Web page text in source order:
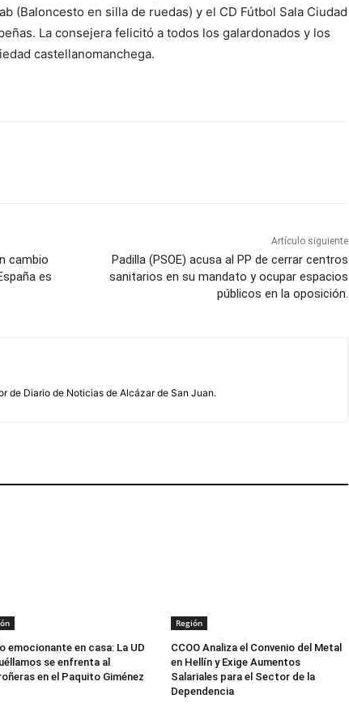
(Baloncesto en silla de ruedas) y el CD Fútbol Sala Ciudad
La consejera felicitó a todos los galardonados y los
castellanomanchega.
cambio
es
Artículo siguiente
Padilla (PSOE) acusa al PP de cerrar centros
sanitarios en su mandato y ocupar espacios
públicos en la oposición.
de Diario de Noticias de Alcázar de San Juan.
emocionante en casa: La UD
se enfrenta al
en el Paquito Giménez
Región
CCOO Analiza el Convenio del Metal
en Hellín y Exige Aumentos
Salariales para el Sector de la
Dependencia